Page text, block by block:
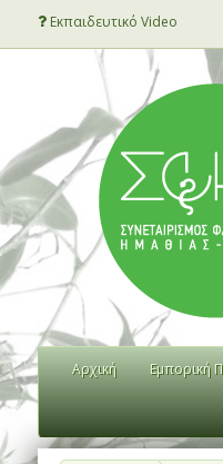
Εκπαιδευτικό Video
Αρχική Εμπορική